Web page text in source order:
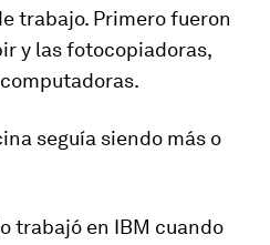
trabajo. Primero fueron
y las fotocopiadoras,
seguía siendo más o
trabajó en IBM cuando